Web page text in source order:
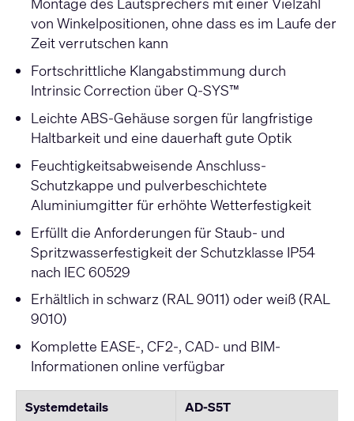
von Winkelpositionen, ohne dass es im Laufe der
Zeit verrutschen kann
Fortschrittliche Klangabstimmung durch
Intrinsic Correction über Q-SYS™
Leichte ABS-Gehäuse sorgen für langfristige
Haltbarkeit und eine dauerhaft gute Optik
Feuchtigkeitsabweisende Anschluss-
Schutzkappe und pulverbeschichtete
Aluminiumgitter für erhöhte Wetterfestigkeit
Erfüllt die Anforderungen für Staub- und
Spritzwasserfestigkeit der Schutzklasse IP54
nach IEC 60529
Erhältlich in schwarz (RAL 9011) oder weiß (RAL
9010)
Komplette EASE-, CF2-, CAD- und BIM-
Informationen online verfügbar
Systemdetails
AD-S5T